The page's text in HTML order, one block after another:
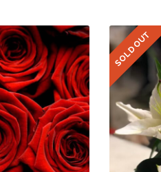
5.00
SOLD OUT